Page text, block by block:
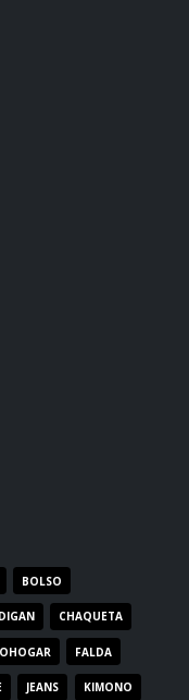
BOLSO
CHAQUETA
FALDA
JEANS KIMONO